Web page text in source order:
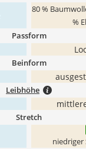
80 %
%
Passform
Beinform
Leibhöhe
Stretch